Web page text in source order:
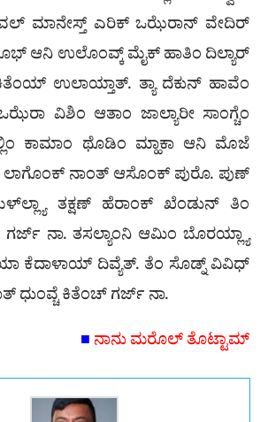
ಮಾನೇಸ್ತ್ ಎರಿಕ್ ಒಝೆರಾನ್ ವೇದಿರ್
ಆನಿ ಉಲೊಂವ್ಕ್ ಮೈಕ್ ಹಾತಿಂ ದಿಲ್ಯಾರ್
ಕಿತೆಂಯ್ ಉಲಾಯ್ತಾತ್. ತ್ಯಾ ದೆಕುನ್ ಹಾವೆಂ
ವಿಶಿಂ ಆತಾಂ ಜಾಲ್ಯಾರೀ ಸಾಂಗ್ಚೆಂ
ಕಾಮಾಂ ಥೊಡಿಂ ಮ್ಹಾಕಾ ಆನಿ ಮೊಜೆ
ಲಾಗೊಂಕ್ ನಾಂತ್ ಆಸೊಂಕ್ ಪುರೊ. ಪುಣ್
ತಕ್ಷಣ್ ಹೆರಾಂಕ್ ಖೆಂಡುನ್ ತಿಂ
ನಾ. ತಸಲ್ಯಾಂನಿ ಆಮಿಂ ಬೊರಯ್ಲ್ಯಾ
ಕೆದಾಳಾಯ್ ದಿವ್ಯೆತ್. ತೆಂ ಸೊಡ್ನ್ ವಿವಿಧ್
ಧುಂವ್ಚೆ ಕಿತೆಂಚ್ ಗರ್ಜ್ ನಾ.
■ ನಾನು ಮರೊಲ್ ತೊಟ್ಟಾಮ್